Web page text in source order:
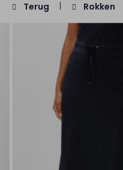
Terug Rokken